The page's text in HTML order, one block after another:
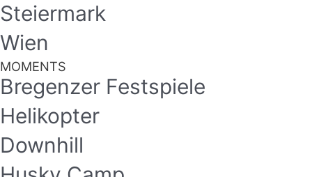
Steiermark
Wien
MOMENTS
Bregenzer Festspiele
Helikopter
Downhill